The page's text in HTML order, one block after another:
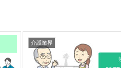
介護業界